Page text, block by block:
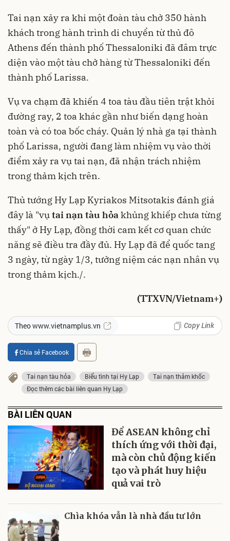
Tai nạn xảy ra khi một đoàn tàu chở 350 hành
khách trong hành trình di chuyển từ thủ đô
Athens đến thành phố Thessaloniki đã đâm trực
diện vào một tàu chở hàng từ Thessaloniki đến
thành phố Larissa.
Vụ va chạm đã khiến 4 toa tàu đầu tiên trật khỏi
đường ray, 2 toa khác gần như biến dạng hoàn
toàn và có toa bốc cháy. Quản lý nhà ga tại thành
phố Larissa, người đang làm nhiệm vụ vào thời
điểm xảy ra vụ tai nạn, đã nhận trách nhiệm
trong thảm kịch trên.
Thủ tướng Hy Lạp Kyriakos Mitsotakis đánh giá
đây là "vụtai nạn tàu hỏa khủng khiếp chưa từng
thấy" ở Hy Lạp, đồng thời cam kết cơ quan chức
năng sẽ điều tra đầy đủ. Hy Lạp đã để quốc tang
3 ngày, từ ngày 1/3, tưởng niệm các nạn nhân vụ
trong thảm kịch./.
(TTXVN/Vietnam+)
Theo www.vietnamplus.vn Copy Link
Chia sẻ Facebook
Tai nạn tàu hỏa Biểu tình tại Hy Lạp
Tai nạn thảm khốc
Đọc thêm các bài liên quan Hy Lạp
BÀI LIÊN QUAN
Để ASEAN không chỉ
thích ứng với thời đại,
mà còn chủ động kiến
tạo và phát huy hiệu
quả vai trò
Chìa khóa vẫn là nhà đầu tư lớn